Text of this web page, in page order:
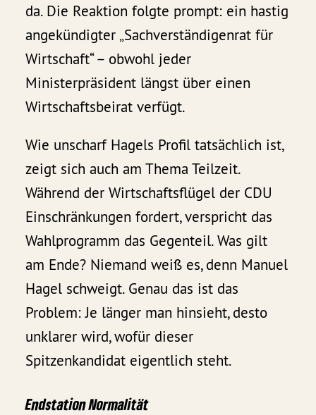
da. Die Reaktion folgte prompt: ein hastig
angekündigter „Sachverständigenrat für
Wirtschaft“ – obwohl jeder
Ministerpräsident längst über einen
Wirtschaftsbeirat verfügt.
Wie unscharf Hagels Profil tatsächlich ist,
zeigt sich auch am Thema Teilzeit.
Während der Wirtschaftsflügel der CDU
Einschränkungen fordert, verspricht das
Wahlprogramm das Gegenteil. Was gilt
am Ende? Niemand weiß es, denn Manuel
Hagel schweigt. Genau das ist das
Problem: Je länger man hinsieht, desto
unklarer wird, wofür dieser
Spitzenkandidat eigentlich steht.
Endstation Normalität